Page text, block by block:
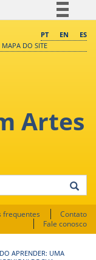
BR
Canais
PT EN
ES
MAPA DO SITE
Artes
frequentes
Contato
Fale conosco
APRENDER: UMA